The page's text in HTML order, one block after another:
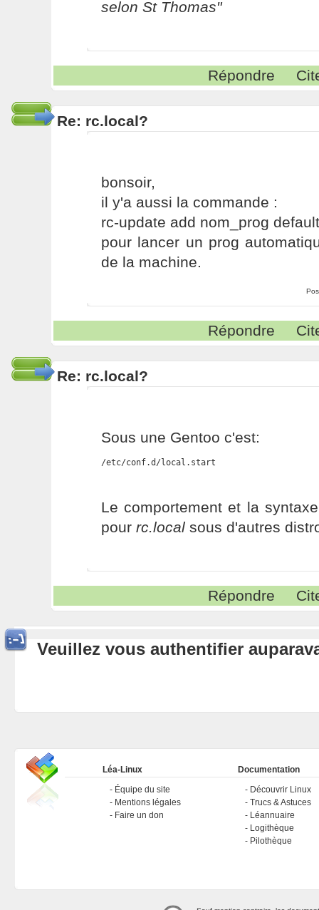
selon St Thomas"
Répondre
Re: rc.local?
bonsoir,
il y'a aussi la commande :
rc-update add nom_prog default
pour lancer un prog
de la machine.
Répondre
Re: rc.local?
Sous une Gentoo c'est:
/etc/conf.d/local.start
Le comportement et la
pour rc.localsous d'autres
Répondre
Veuillez vous authentifier
Léa-Linux
Équipe du site
Mentions légales
Faire un don
Documentation
Découvrir Linux
Trucs & Astuces
Léannuaire
Logithèque
Pilothèque